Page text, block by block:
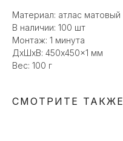
Материал: атлас матовый
В наличии: 100 шт
Монтаж: 1 минута
ДxШxВ: 450x450x1 мм
Вес: 100 г
СМОТРИТЕ ТАКЖЕ